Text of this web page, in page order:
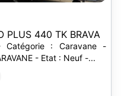
PLUS 440 TK BRAVA
Catégorie : Caravane -
- Etat : Neuf -...